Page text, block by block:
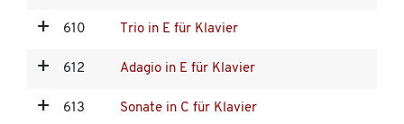
610 Trio in E für Klavier
612 Adagio in E für Klavier
613 Sonate in C für Klavier